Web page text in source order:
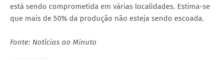
está sendo comprometida em várias localidades. Estima-se
que mais de 50% da produção não esteja sendo escoada.
Fonte: Notícias ao Minuto